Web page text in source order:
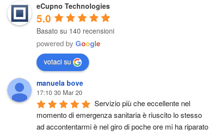
eCupno Technologies
5.0
Basato su 140 recensioni
powered by Google
votaci su
manuela bove
17:10 30 Mar 20
Servizio più che eccellente nel
momento di emergenza sanitaria è riuscito lo stesso
ad accontentarmi è nel giro di poche ore mi ha riparato